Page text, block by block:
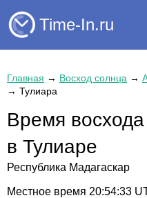
Time-In.ru
Главная → Восход солнца →
→ Тулиара
Время
в Тулиаре
Республика Мадагаскар
Местное время 20:54:33